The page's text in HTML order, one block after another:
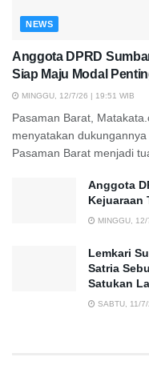
NEWS
Anggota DPRD
Siap Maju Modal
MINGGU, 12/7/26 | 19:51 WIB
Pasaman Barat,
menyatakan
Pasaman Barat menjadi
Anggota
Kejuaraan
MINGGU,
Lemkari
Satria
Satukan
SABTU, 11/